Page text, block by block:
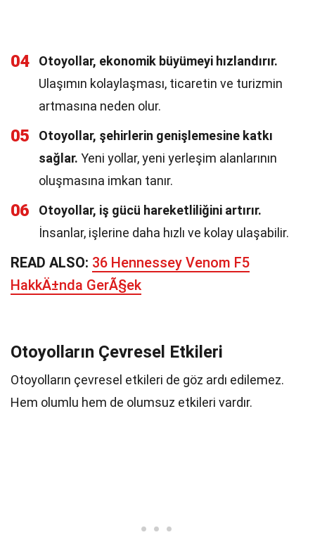
04
Otoyollar, ekonomik büyümeyi hızlandırır.
Ulaşımın kolaylaşması, ticaretin ve turizmin
artmasına neden olur.
05
Otoyollar, şehirlerin genişlemesine katkı
sağlar. Yeni yollar, yeni yerleşim alanlarının
oluşmasına imkan tanır.
06
Otoyollar, iş gücü hareketliliğini artırır.
İnsanlar, işlerine daha hızlı ve kolay ulaşabilir.
READ ALSO: 36 Hennessey Venom F5
HakkÄ±nda GerÃ§ek
Otoyolların Çevresel Etkileri
Otoyolların çevresel etkileri de göz ardı edilemez.
Hem olumlu hem de olumsuz etkileri vardır.